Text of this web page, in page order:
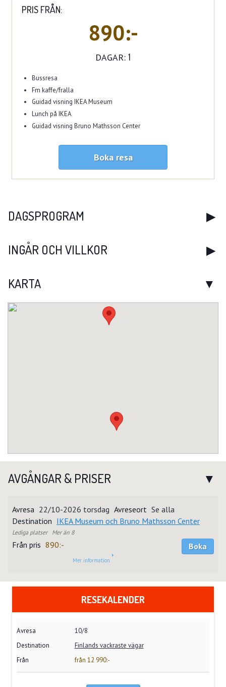
PRIS FRÅN:
890:-
DAGAR: 1
Bussresa
Fm kaffe/fralla
Guidad visning IKEA Museum
Lunch på IKEA
Guidad visning Bruno Mathsson Center
Boka resa
DAGSPROGRAM
INGÅR OCH VILLKOR
KARTA
AVGÅNGAR & PRISER
22/10-2026 torsdag
Se alla
IKEA Museum och Bruno Mathsson Center
Mer än 8
890:- Boka
Mer information
RESEKALENDER
10/8
Finlands vackraste vägar
från 12 990:-